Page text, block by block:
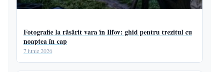
Fotografie la răsărit vara în Ilfov: ghid pentru trezitul cu
noaptea în cap
7 iunie 2026